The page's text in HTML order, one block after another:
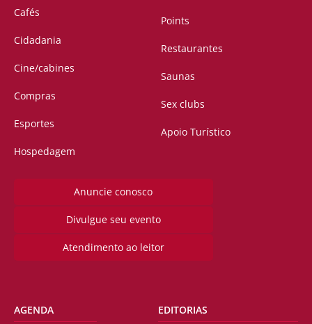
Cafés
Cidadania
Cine/cabines
Compras
Esportes
Hospedagem
Points
Restaurantes
Saunas
Sex clubs
Apoio Turístico
Anuncie conosco
Divulgue seu evento
Atendimento ao leitor
AGENDA EDITORIAS